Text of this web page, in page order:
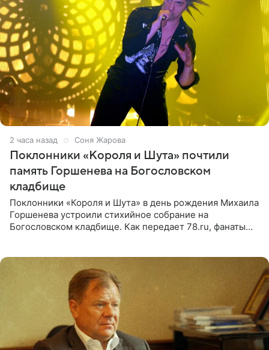
2 часа назад Соня Жарова
Поклонники «Короля и Шута» почтили
память Горшенева на Богословском
кладбище
Поклонники «Короля и Шута» в день рождения Михаила
Горшенева устроили стихийное собрание на
Богословском кладбище. Как передает 78.ru, фанаты